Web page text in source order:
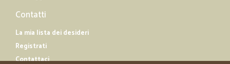
Contatti
La mia lista dei desideri
Registrati
Contattaci